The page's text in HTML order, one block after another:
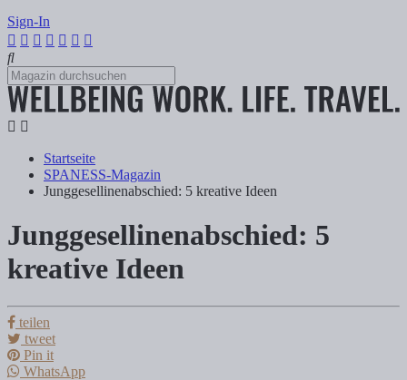
Sign-In
Startseite
SPANESS-Magazin
Junggesellinenabschied: 5 kreative Ideen
Junggesellinenabschied: 5 kreative Ideen
Tanja Klindworth
Die Sommermonate sind ideal für Hochzeiten geeignet. Doch bevor
Junggesellinenabschied: 5
kreative Ideen
teilen
tweet
Pin it
WhatsApp